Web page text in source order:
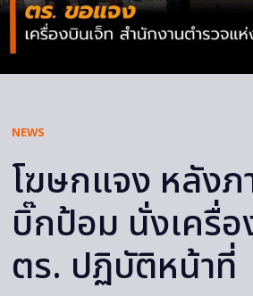
NEWS
โฆษกแจง หลัง
บิ๊กป้อม นั่งเครื่อ
ตร. ปฏิบัติหน้าที่